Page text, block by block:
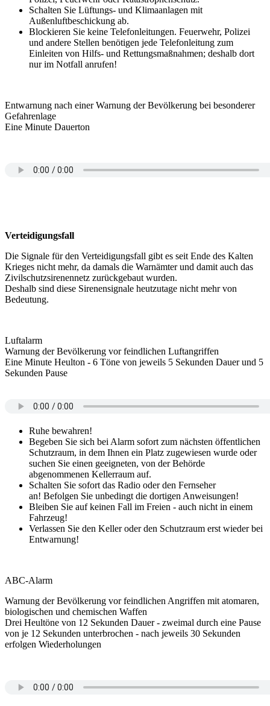
Schalten Sie Lüftungs- und Klimaanlagen mit
Außenluftbeschickung ab.
Blockieren Sie keine Telefonleitungen. Feuerwehr, Polizei
und andere Stellen benötigen jede Telefonleitung zum
Einleiten von Hilfs- und Rettungsmaßnahmen; deshalb dort
nur im Notfall anrufen!
Entwarnung nach einer Warnung der Bevölkerung bei besonderer
Gefahrenlage
Eine Minute Dauerton
Verteidigungsfall
Die Signale für den Verteidigungsfall gibt es seit Ende des Kalten
Krieges nicht mehr, da damals die Warnämter und damit auch das
Zivilschutzsirenennetz zurückgebaut wurden.
Deshalb sind diese Sirenensignale heutzutage nicht mehr von
Bedeutung.
Luftalarm
Warnung der Bevölkerung vor feindlichen Luftangriffen
Eine Minute Heulton - 6 Töne von jeweils 5 Sekunden Dauer und 5
Sekunden Pause
Ruhe bewahren!
Begeben Sie sich bei Alarm sofort zum nächsten öffentlichen
Schutzraum, in dem Ihnen ein Platz zugewiesen wurde oder
suchen Sie einen geeigneten, von der Behörde
abgenommenen Kellerraum auf.
Schalten Sie sofort das Radio oder den Fernseher
an! Befolgen Sie unbedingt die dortigen Anweisungen!
Bleiben Sie auf keinen Fall im Freien - auch nicht in einem
Fahrzeug!
Verlassen Sie den Keller oder den Schutzraum erst wieder bei
Entwarnung!
ABC-Alarm
Warnung der Bevölkerung vor feindlichen Angriffen mit atomaren,
biologischen und chemischen Waffen
Drei Heultöne von 12 Sekunden Dauer - zweimal durch eine Pause
von je 12 Sekunden unterbrochen - nach jeweils 30 Sekunden
erfolgen Wiederholungen